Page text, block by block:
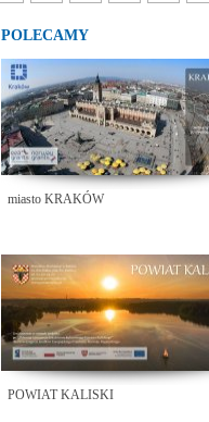
POLECAMY
miasto KRAKÓW
POWIAT KALISKI